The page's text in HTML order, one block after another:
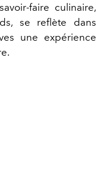
faire culinaire,
se reflète dans
une expérience